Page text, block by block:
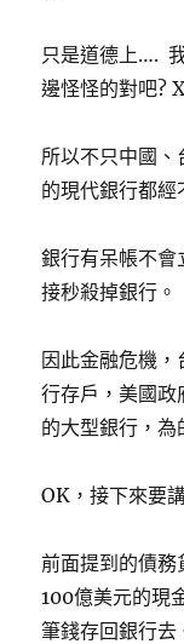
只是道德上….
邊怪怪的對吧?
所以不只中國
的現代銀行都經
銀行有呆帳不會
接秒殺掉銀行。
因此金融危機
行存戶，美國政
的大型銀行，為
OK，接下來要
前面提到的債
100億美元的現
筆錢存回銀行去